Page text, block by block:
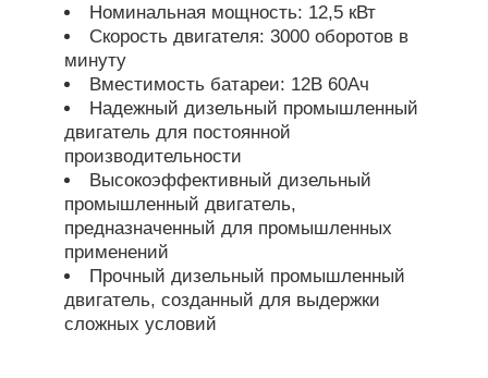
насос для сточных вод
Номинальная мощность: 12,5 кВт
Скорость двигателя: 3000 оборотов в
минуту
Вместимость батареи: 12В 60Ач
Надежный дизельный промышленный
двигатель для постоянной
производительности
Высокоэффективный дизельный
промышленный двигатель,
предназначенный для промышленных
применений
Прочный дизельный промышленный
двигатель, созданный для выдержки
сложных условий